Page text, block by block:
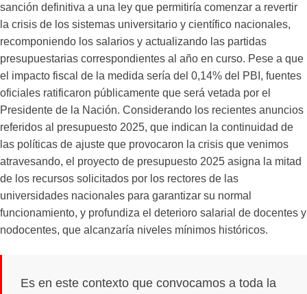
sanción definitiva a una ley que permitiría comenzar a revertir
la crisis de los sistemas universitario y científico nacionales,
recomponiendo los salarios y actualizando las partidas
presupuestarias correspondientes al año en curso. Pese a que
el impacto fiscal de la medida sería del 0,14% del PBI, fuentes
oficiales ratificaron públicamente que será vetada por el
Presidente de la Nación. Considerando los recientes anuncios
referidos al presupuesto 2025, que indican la continuidad de
las políticas de ajuste que provocaron la crisis que venimos
atravesando, el proyecto de presupuesto 2025 asigna la mitad
de los recursos solicitados por los rectores de las
universidades nacionales para garantizar su normal
funcionamiento, y profundiza el deterioro salarial de docentes y
nodocentes, que alcanzaría niveles mínimos históricos.
Es en este contexto que convocamos a toda la